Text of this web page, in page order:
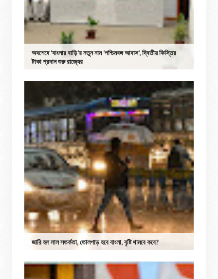
অবশেষে ‘বাংলার বাড়ি’র নতুন নাম ‘পশ্চিমবঙ্গ আবাস’, দ্বিতীয় কিস্তির
টাকা প্রদান শুরু রাজ্যের
জারি হল লাল সতর্কতা, তোলপাড় হবে বাংলা, বৃষ্টি থামবে কবে?